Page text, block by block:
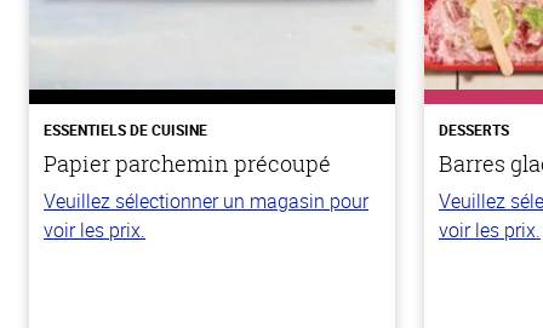
ESSENTIELS DE CUISINE
Papier parchemin précoupé
Veuillez sélectionner un magasin pour
voir les prix.
DESSERTS
Barres
Veuillez
voir les prix.